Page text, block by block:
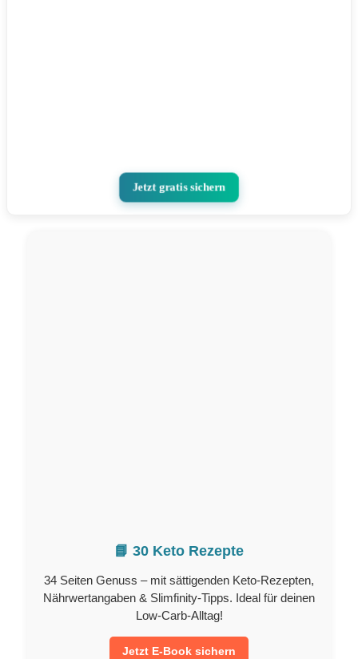
Jetzt gratis sichern
📘 30 Keto Rezepte
34 Seiten Genuss – mit sättigenden Keto-Rezepten,
Nährwertangaben & Slimfinity-Tipps. Ideal für deinen
Low-Carb-Alltag!
Jetzt E-Book sichern